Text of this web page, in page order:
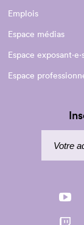
Emplois
Espace médias
Espace
Espace